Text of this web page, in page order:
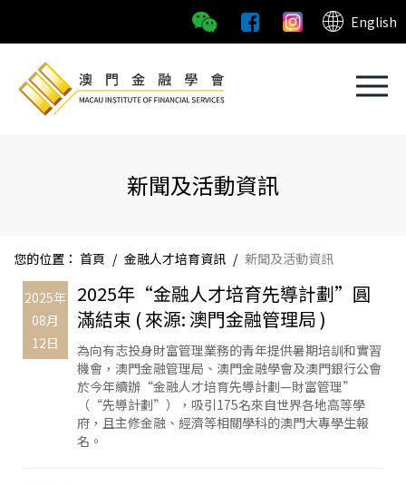
English
新聞及活動資訊
您的位置： 首頁 / 金融人才培育資訊 / 新聞及活動資訊
2025年
08月
12日
2025年“金融人才培育先導計劃”圓
滿結束 ( 來源: 澳門金融管理局 )
為向有志投身財富管理業務的青年提供暑期培訓和實習
機會，澳門金融管理局、澳門金融學會及澳門銀行公會
於今年續辦“金融人才培育先導計劃—財富管理”
（“先導計劃”），吸引175名來自世界各地高等學
府，且主修金融、經濟等相關學科的澳門大專學生報
名。